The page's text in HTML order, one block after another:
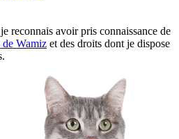
reconnais avoir pris connaissance de
Wamiz et des droits dont je dispose